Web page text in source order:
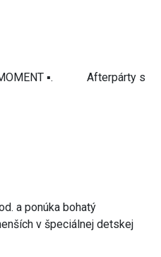
MOMENT ▪︎. Afterpárty s
a ponúka bohatý
v špeciálnej detskej